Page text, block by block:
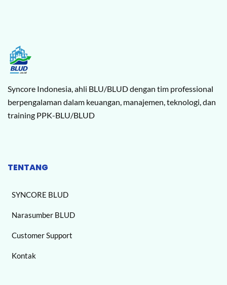
Syncore Indonesia, ahli BLU/BLUD dengan tim professional
berpengalaman dalam keuangan, manajemen, teknologi, dan
training PPK-BLU/BLUD
TENTANG
SYNCORE BLUD
Narasumber BLUD
Customer Support
Kontak